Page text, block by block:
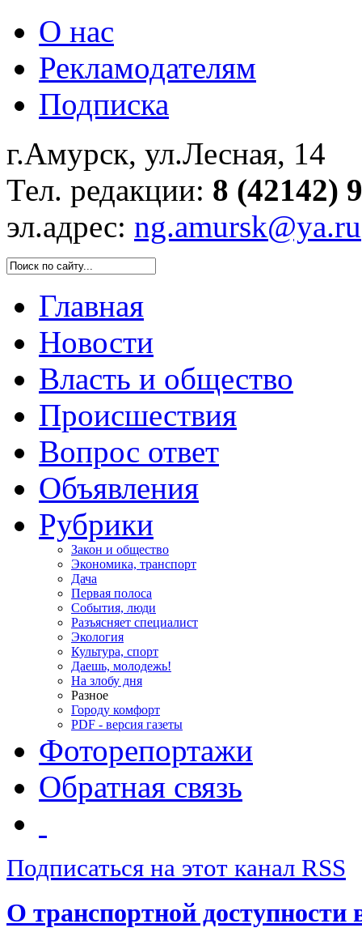
О нас
Рекламодателям
Подписка
г.Амурск, ул.Лесная, 14
Тел. редакции: 8 (42142)
эл.адрес: ng.amursk@ya.ru
Главная
Новости
Власть и общество
Происшествия
Вопрос ответ
Объявления
Рубрики
Закон и общество
Экономика, транспорт
Дача
Первая полоса
События, люди
Разъясняет специалист
Экология
Культура, спорт
Даешь, молодежь!
На злобу дня
Разное
Городу комфорт
PDF - версия газеты
Фоторепортажи
Обратная связь
Подписаться на этот канал RSS
О транспортной